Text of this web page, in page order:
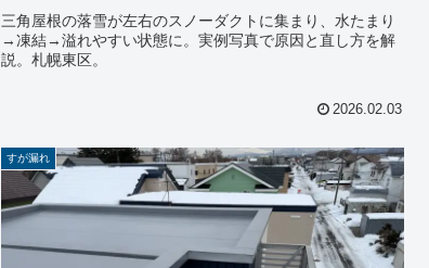
三角屋根の落雪が左右のスノーダクトに集まり、水たまり
→凍結→溢れやすい状態に。実例写真で原因と直し方を解
説。札幌東区。
2026.02.03
すが漏れ